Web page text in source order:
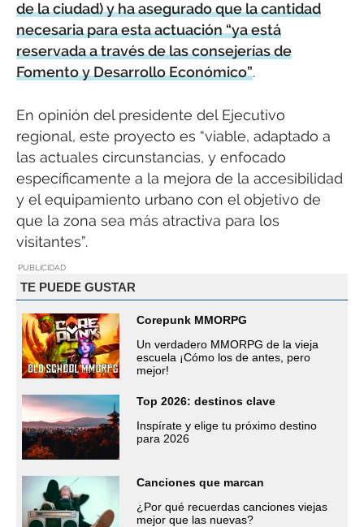
de la ciudad) y ha asegurado que la cantidad
necesaria para esta actuación “ya está
reservada a través de las consejerías de
Fomento y Desarrollo Económico”.
En opinión del presidente del Ejecutivo
regional, este proyecto es “viable, adaptado a
las actuales circunstancias, y enfocado
específicamente a la mejora de la accesibilidad
y el equipamiento urbano con el objetivo de
que la zona sea más atractiva para los
visitantes”.
PUBLICIDAD
TE PUEDE GUSTAR
Corepunk MMORPG
Un verdadero MMORPG de la vieja
escuela ¡Cómo los de antes, pero
mejor!
Top 2026: destinos clave
Inspírate y elige tu próximo destino
para 2026
Canciones que marcan
¿Por qué recuerdas canciones viejas
mejor que las nuevas?